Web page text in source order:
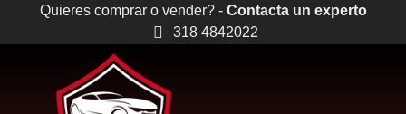
Quieres comprar o vender? - Contacta un experto
318 4842022